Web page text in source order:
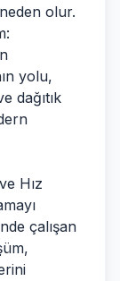
olur.
yolu,
dağıtık
Hız
çalışan